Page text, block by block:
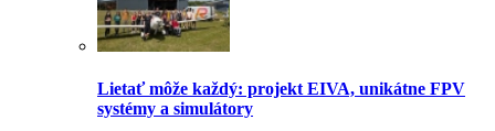
Lietať môže každý: projekt EIVA, unikátne FPV
systémy a simulátory